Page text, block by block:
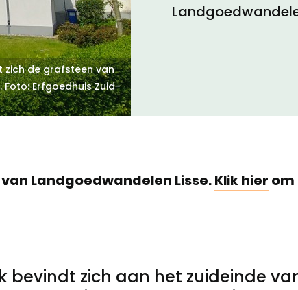
Toegankelijkheid
Privacyverklaring
zich de grafsteen van
Foto: Erfgoedhuis Zuid-
Landgoedwandelen Lisse.Klik hier om
bevindt zich aan het zuideinde